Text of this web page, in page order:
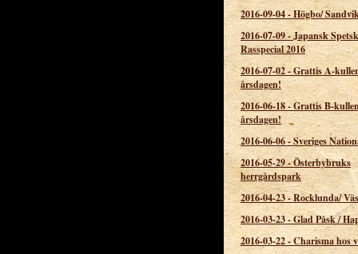
2016-09-04-Högbo/
2016-07-09-Japansk
Rasspecial 2016
2016-07-02-Grattis A-
årsdagen!
2016-06-18-Grattis B-
årsdagen!
2016-06-06-Sveriges
2016-05-29-Österbybruks
herrgårdspark
2016-04-23-Rocklunda/
2016-03-23-Glad Påsk /
2016-03-22-Charisma hos